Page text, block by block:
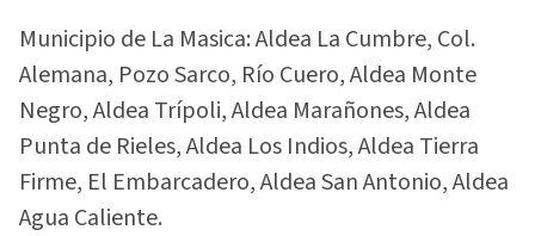
Municipio de La Masica: Aldea La Cumbre, Col.
Alemana, Pozo Sarco, Río Cuero, Aldea Monte
Negro, Aldea Trípoli, Aldea Marañones, Aldea
Punta de Rieles, Aldea Los Indios, Aldea Tierra
Firme, El Embarcadero, Aldea San Antonio, Aldea
Agua Caliente.